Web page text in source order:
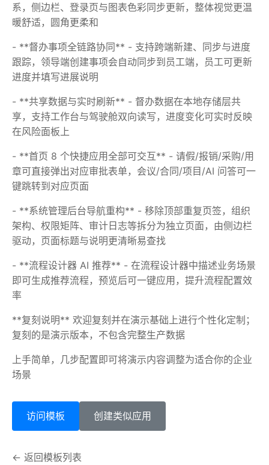
系，侧边栏、登录页与图表色彩同步更新，整体视觉更温
暖舒适，圆角更柔和
- **督办事项全链路协同** - 支持跨端新建、同步与进度
跟踪，领导端创建事项会自动同步到员工端，员工可更新
进度并填写进展说明
- **共享数据与实时刷新** - 督办数据在本地存储层共
享，支持工作台与驾驶舱双向读写，进度变化可实时反映
在风险面板上
- **首页 8 个快捷应用全部可交互** - 请假/报销/采购/用
章可直接弹出对应审批表单，会议/合同/项目/AI 问答可一
键跳转到对应页面
- **系统管理后台导航重构** - 移除顶部重复页签，组织
架构、权限矩阵、审计日志等拆分为独立页面，由侧边栏
驱动，页面标题与说明更清晰易查找
- **流程设计器 AI 推荐** - 在流程设计器中描述业务场景
即可生成推荐流程，预览后可一键应用，提升流程配置效
率
**复刻说明** 欢迎复刻并在演示基础上进行个性化定制；
复刻的是演示版本，不包含完整生产数据
上手简单，几步配置即可将演示内容调整为适合你的企业
场景
访问模板 创建类似应用
← 返回模板列表